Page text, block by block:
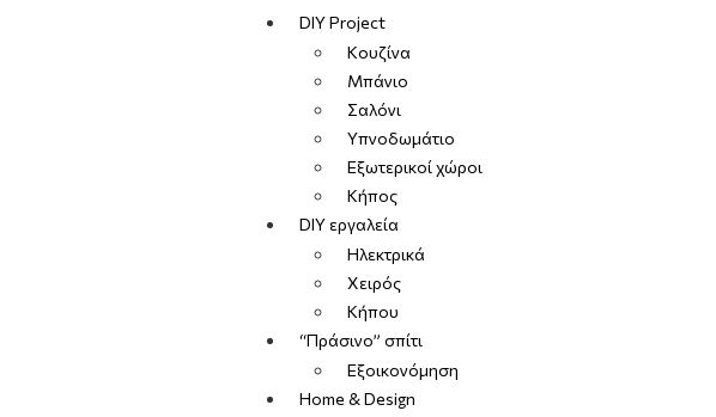
DIY Project
Κουζίνα
Μπάνιο
Σαλόνι
Υπνοδωμάτιο
Εξωτερικοί χώροι
Κήπος
DIY εργαλεία
Ηλεκτρικά
Χειρός
Κήπου
“Πράσινο” σπίτι
Εξοικονόμηση
Home & Design